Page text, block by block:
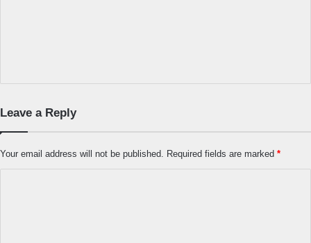
Leave a Reply
Your email address will not be published. Required fields are marked *